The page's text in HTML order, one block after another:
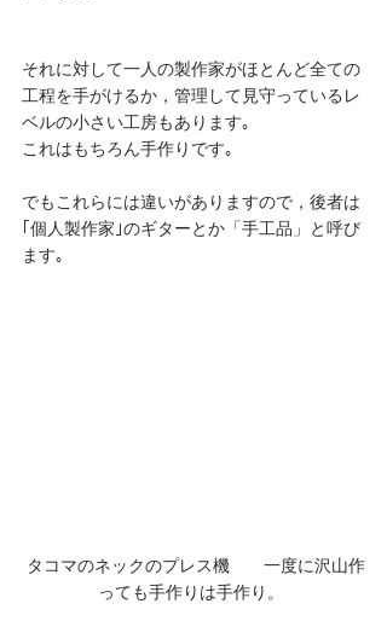
それに対して一人の製作家がほとんど全ての
工程を手がけるか，管理して見守っているレ
ベルの小さい工房もあります｡
これはもちろん手作りです｡
でもこれらには違いがありますので，後者は
｢個人製作家｣のギターとか「手工品」と呼び
ます｡
っても手作りは手作り。